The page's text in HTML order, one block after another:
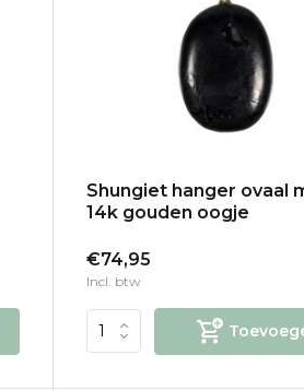
Shungiet hanger ovaal
14k gouden oogje
€74,95
Incl. btw